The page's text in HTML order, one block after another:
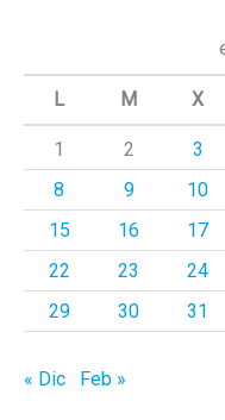
a
L M X
1 2 3
8
9 10
15
16 17
22
23 24
29
30 31
« Dic Feb »